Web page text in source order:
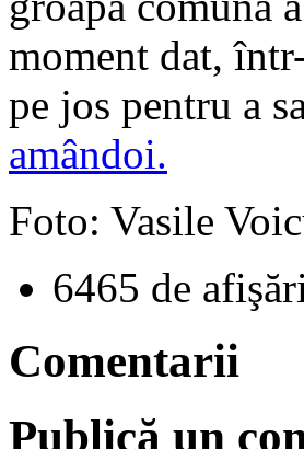
moment dat,
pe jos pentru a
amândoi.
Foto: Vasile
6465 de
Comentarii
Publică un